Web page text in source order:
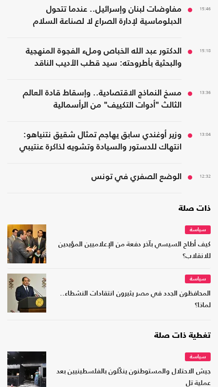
15:46
مفاوضات لبنان وإسرائيل.. عندما تتحول
الدبلوماسية لإدارة الصراع لا لصناعة السلام
15:18
الدكتور عبد الله الخباص وملء الفجوة المنهجية
والبحثية بأطروحته: سيد قطب الأديب الناقد
13:36
مسخ النماذج الاقتصادية.. وإسقاط قادة العالم
الثالث "أدوات التكييف" من الرأسمالية
13:04
وزير أوغندي سابق يهاجم تمثال شقيق نتنياهو:
انتهاك للدستور والسيادة وتشويه لذاكرة عنتيبي
12:32 الوضع الصفري في تونس
ذات صلة
سياسة
كيف أطاح السيسي بآخر دفعة من الإعلاميين المؤيدين
للانقلاب؟
سياسة
المحافظون الجدد في مصر يثيرون انتقادات النشطاء..
لماذا؟
تغطية ذات صلة
سياسة
جيش الاحتلال والمستوطنون ينكّلون بالفلسطينيين بعد
عملية تل